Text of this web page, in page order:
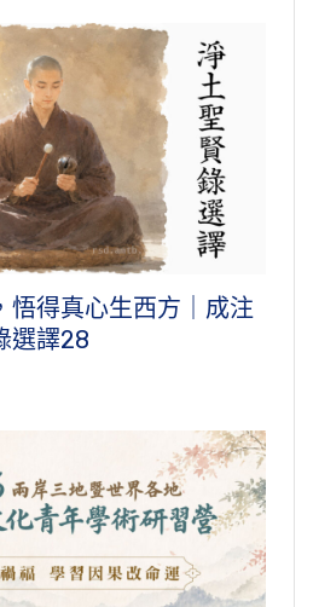
悟得真心生西方｜成注
選譯28